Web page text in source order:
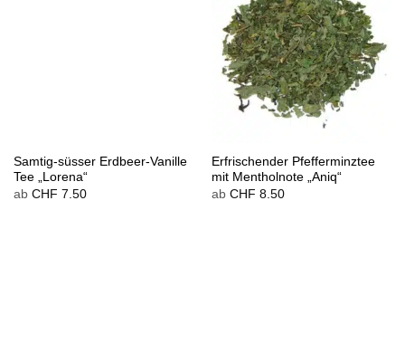
Samtig-süsser Erdbeer-Vanille
Tee „Lorena“
ab CHF 7.50
Erfrischender Pfefferminztee
mit Mentholnote „Aniq“
ab CHF 8.50